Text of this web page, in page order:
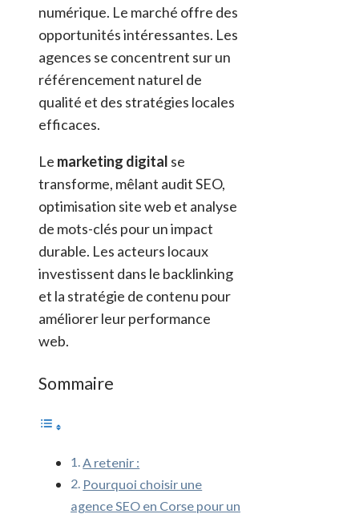
numérique. Le marché offre des
opportunités intéressantes. Les
agences se concentrent sur un
référencement naturel de
qualité et des stratégies locales
efficaces.
Le marketing digital se
transforme, mêlant audit SEO,
optimisation site web et analyse
de mots-clés pour un impact
durable. Les acteurs locaux
investissent dans le backlinking
et la stratégie de contenu pour
améliorer leur performance
web.
Sommaire
A retenir :
Pourquoi choisir une
agence SEO en Corse pour un